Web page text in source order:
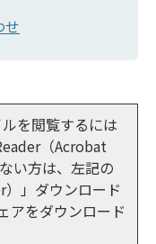
せ
を閲覧するには
（Acrobat
い方は、左記の
）」ダウンロード
アをダウンロード